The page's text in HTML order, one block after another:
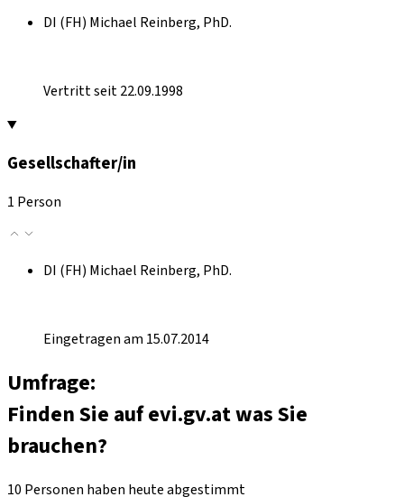
DI (FH) Michael Reinberg, PhD.
Vertritt seit 22.09.1998
Gesellschafter/in
1 Person
DI (FH) Michael Reinberg, PhD.
Eingetragen am 15.07.2014
Umfrage:
Finden Sie auf evi.gv.at was Sie
brauchen?
10 Personen haben heute abgestimmt